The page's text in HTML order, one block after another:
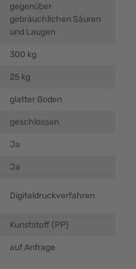
gegenüber
gebräuchlichen Säuren
und Laugen
300 kg
25 kg
glatter Boden
geschlossen
Ja
Ja
Digitaldruckverfahren
Kunststoff (PP)
auf Anfrage